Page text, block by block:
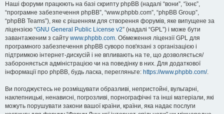
Наші форуми працюють на базі скрипту phpBB (надалі “вони”, “їхнє”,
“програмне забезпечення phpBB”, “www.phpbb.com”, “phpBB Group”,
“phpBB Teams”), яке є рішенням для створення форумів, яке випущене за
ліцензією “GNU General Public License v2” (надалі “GPL”) і може бути
завантаженим з сайту www.phpbb.com. Обмеження ліцензії GPL для
програмного забезпечення phpBB суворо пов'язані з організацією і
підтримкою інтернет-дискусій і не впливають на те, що дозволяється/
забороняється адміністрацією чи на поведінку в них. Для додаткової
інформації про phpBB, будь ласка, перегляньте: https://www.phpbb.com/.
Ви погоджуєтесь не розміщувати образливі, непристойні, вульгарні,
наклепницькі, ненависні, погрозливі, порнографічні та інші матеріали, які
можуть порушувати закони вашої країни, країни, яка надає послуги